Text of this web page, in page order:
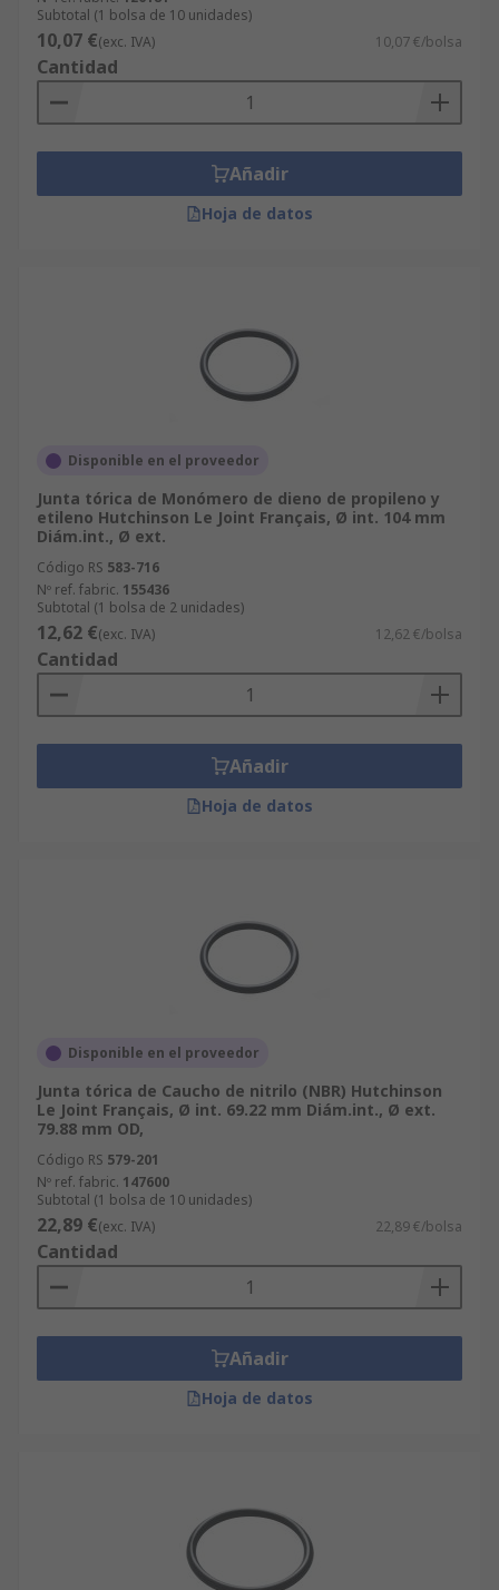
Subtotal (1 bolsa de 10 unidades)
10,07 €(exc. IVA) 10,07 €/bolsa
Cantidad
Añadir
Hoja de datos
Disponible en el proveedor
Junta tórica de Monómero de dieno de propileno y
etileno Hutchinson Le Joint Français, Ø int. 104 mm
Diám.int., Ø ext.
Código RS 583-716
Nº ref. fabric. 155436
Subtotal (1 bolsa de 2 unidades)
12,62 €(exc. IVA) 12,62 €/bolsa
Cantidad
Añadir
Hoja de datos
Disponible en el proveedor
Junta tórica de Caucho de nitrilo (NBR) Hutchinson
Le Joint Français, Ø int. 69.22 mm Diám.int., Ø ext.
79.88 mm OD,
Código RS 579-201
Nº ref. fabric. 147600
Subtotal (1 bolsa de 10 unidades)
22,89 €(exc. IVA) 22,89 €/bolsa
Cantidad
Añadir
Hoja de datos